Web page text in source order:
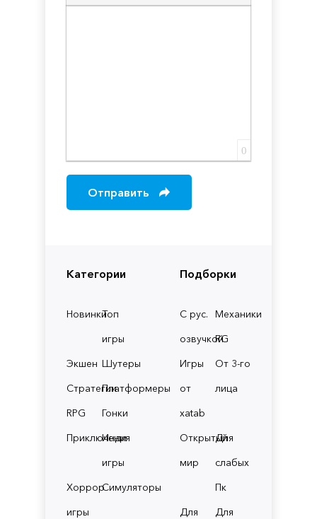
Категории
НовинкиТоп
игры
Экшен Шутеры
СтратегииПлатформеры
RPG
Гонки
Приключения
Инди
игры
Хоррор
игры
Симуляторы
Подборки
С рус.
озвучкой
Механики
RG
Игры
от
xatab
От 3-го
лица
Открытый
мир
Для
слабых
Пк
Для
Для
Вставка скрытого текста
Вставка цитаты
Вставка спойлера
0
Отправить